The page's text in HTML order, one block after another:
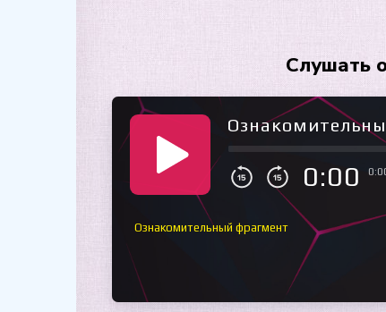
Слушать
0:00
Ознакомительный фрагмент